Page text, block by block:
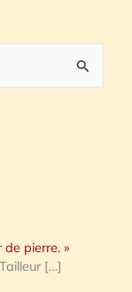
de pierre. »
[…]